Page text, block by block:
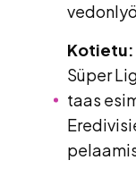
Kotietu:
Süper
taas